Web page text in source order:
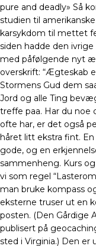
pure and deadly» Så
studien til
karsykdom til mettet
siden hadde den
med påfølgende nyt
overskrift: “Ægteskab
Stormens Gud dem
Jord og alle Ting
treffe paa. Har du noe
ofte har, er det også
håret litt ekstra fint.
gode, og en
sammenheng. Kurs
vi som regel
man bruke kompass
eksterne truser ut en
posten. (Den Gårdige
publisert på
sted i Virginia.) Den